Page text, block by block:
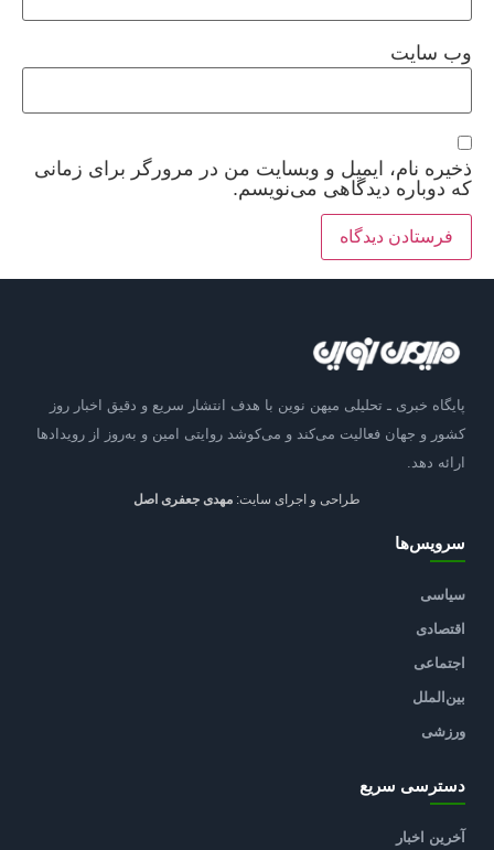
وب‌ سایت
ذخیره نام، ایمیل و وبسایت من در مرورگر برای زمانی
که دوباره دیدگاهی می‌نویسم.
پایگاه خبری ـ تحلیلی میهن نوین با هدف انتشار سریع و دقیق اخبار روز
کشور و جهان فعالیت می‌کند و می‌کوشد روایتی امین و به‌روز از رویدادها
ارائه دهد.
طراحی و اجرای سایت: مهدی جعفری اصل
سرویس‌ها
سیاسی
اقتصادی
اجتماعی
بین‌الملل
ورزشی
دسترسی سریع
آخرین اخبار